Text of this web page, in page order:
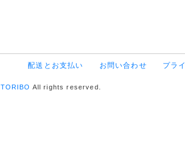
配送とお支払い お問い合わせ プラ
TORIBO All rights reserved.